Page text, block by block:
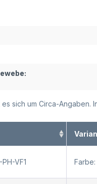
sich um Circa-
VF1